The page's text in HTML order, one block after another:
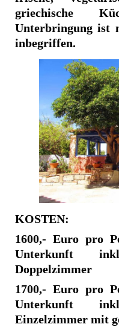
griechische
Unterbringung ist
inbegriffen.
KOSTEN:
1600,- Euro pro
Unterkunft
Doppelzimmer
1700,- Euro pro
Unterkunft
Einzelzimmer mit